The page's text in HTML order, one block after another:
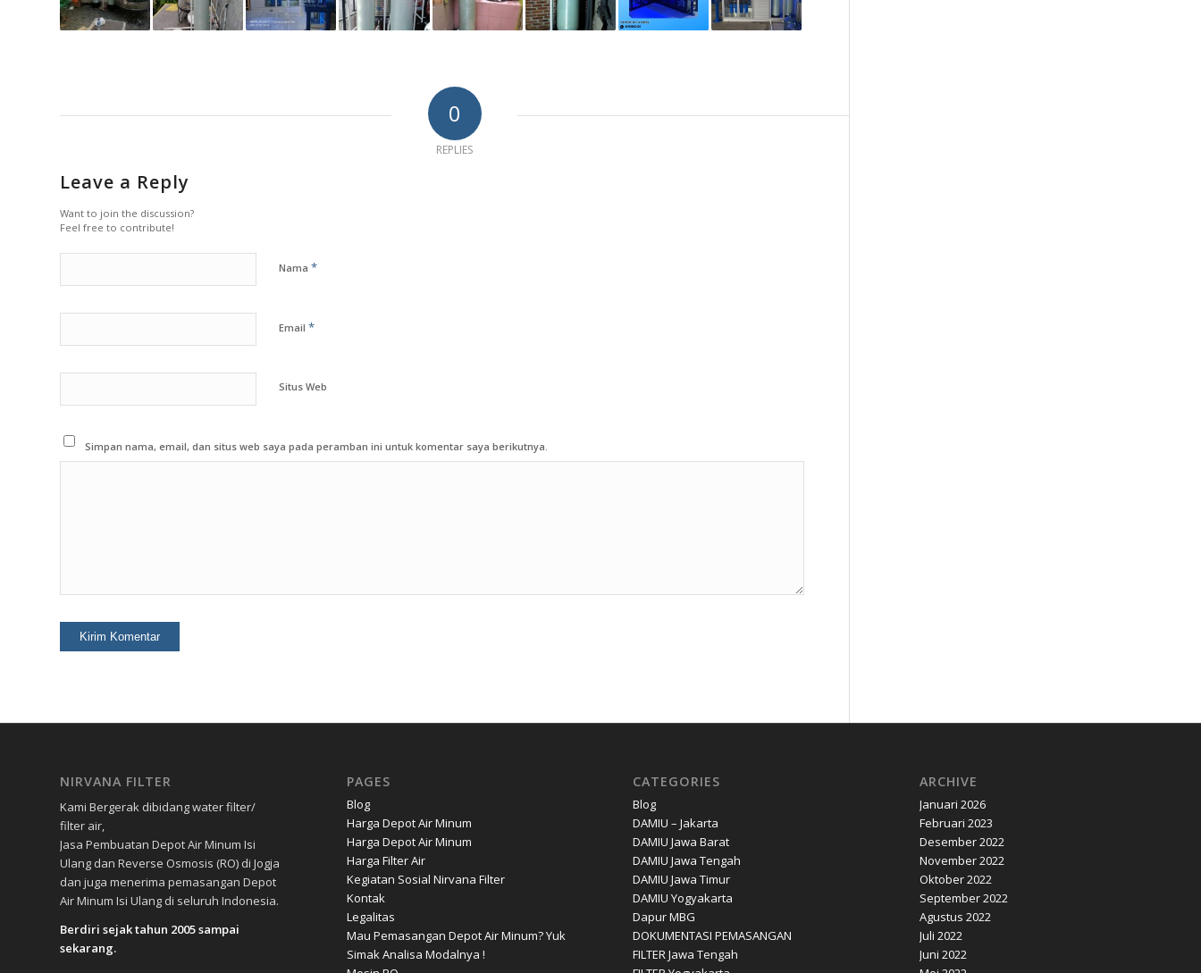
0
REPLIES
Leave a Reply
Want to join the discussion?
Feel free to contribute!
Nama *
Email *
Situs Web
Simpan nama, email, dan situs web saya pada peramban ini untuk komentar saya berikutnya.
NIRVANA FILTER
Kami Bergerak dibidang water filter/
filter air,
Jasa Pembuatan Depot Air Minum Isi
Ulang dan Reverse Osmosis (RO) di Jogja
dan juga menerima pemasangan Depot
Air Minum Isi Ulang di seluruh Indonesia.
Berdiri sejak tahun 2005 sampai
sekarang.
PAGES
Blog
Harga Depot Air Minum
Harga Depot Air Minum
Harga Filter Air
Kegiatan Sosial Nirvana Filter
Kontak
Legalitas
Mau Pemasangan Depot Air Minum? Yuk
Simak Analisa Modalnya !
CATEGORIES
Blog
DAMIU – Jakarta
DAMIU Jawa Barat
DAMIU Jawa Tengah
DAMIU Jawa Timur
DAMIU Yogyakarta
Dapur MBG
DOKUMENTASI PEMASANGAN
FILTER Jawa Tengah
ARCHIVE
Januari 2026
Februari 2023
Desember 2022
November 2022
Oktober 2022
September 2022
Agustus 2022
Juli 2022
Juni 2022